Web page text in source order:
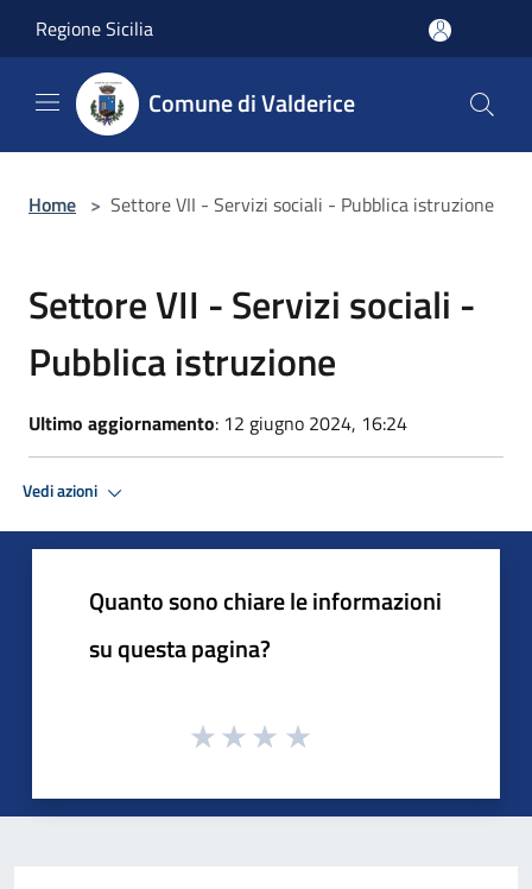
Regione Sicilia
Comune di Valderice
Home > Settore VII - Servizi sociali - Pubblica istruzione
Settore VII - Servizi sociali -
Pubblica istruzione
Ultimo aggiornamento: 12 giugno 2024, 16:24
Vedi azioni
Quanto sono chiare le informazioni
su questa pagina?